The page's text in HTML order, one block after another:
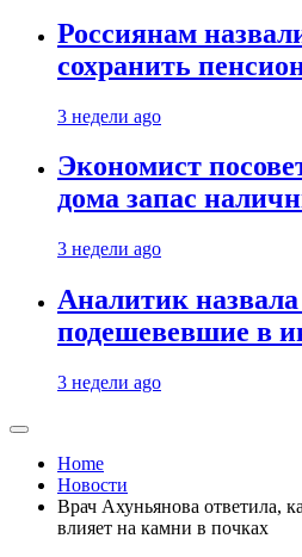
Россиянам
сохранить
3 недели ago
Экономист
дома запас
3 недели ago
Аналитик
подешевевшие в
3 недели ago
Home
Новости
Врач Ахуньянова ответила,
влияет на камни в почках